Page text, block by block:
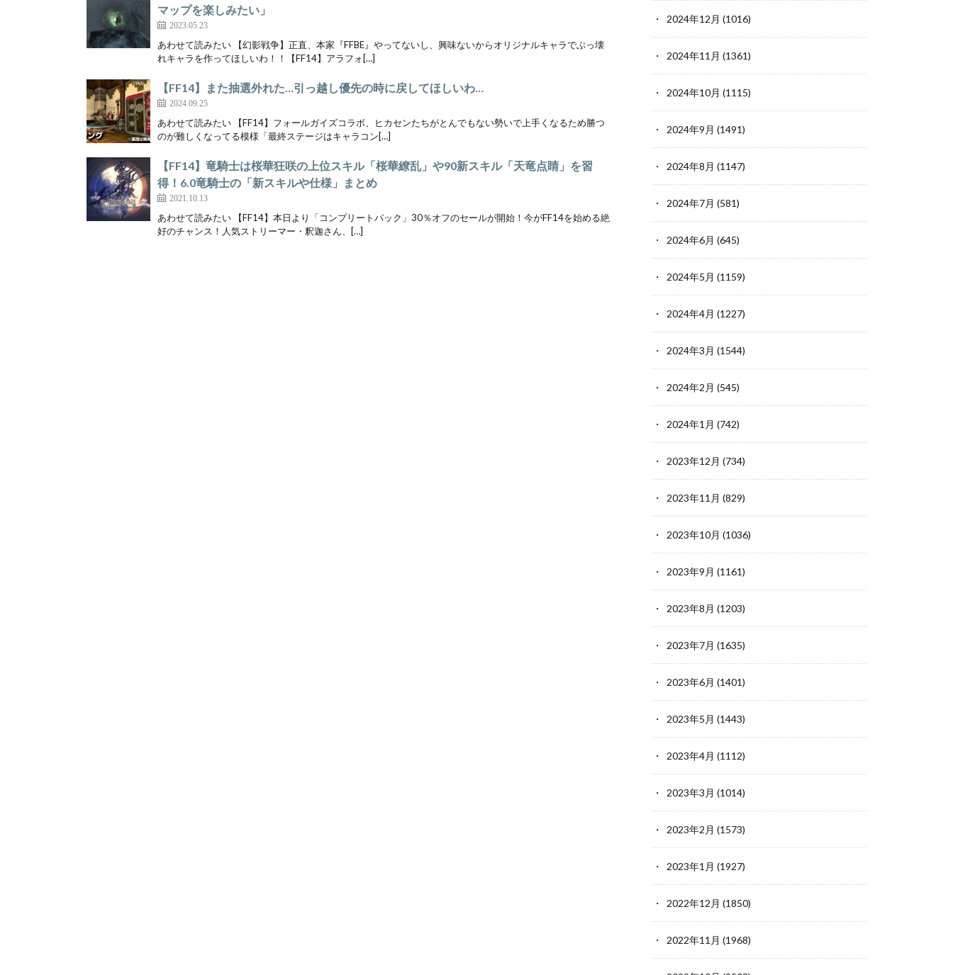
マップを楽しみたい」
2023.05.23
あわせて読みたい 【幻影戦争】正直、本家『FFBE』やってないし、興味ないからオリジナルキャラでぶっ壊
れキャラを作ってほしいわ！！【FF14】アラフォ[…]
【FF14】また抽選外れた…引っ越し優先の時に戻してほしいわ…
2024.09.25
あわせて読みたい 【FF14】フォールガイズコラボ、ヒカセンたちがとんでもない勢いで上手くなるため勝つ
のが難しくなってる模様「最終ステージはキャラコン[…]
【FF14】竜騎士は桜華狂咲の上位スキル「桜華繚乱」や90新スキル「天竜点睛」を習
得！6.0竜騎士の「新スキルや仕様」まとめ
2021.10.13
あわせて読みたい 【FF14】本日より「コンプリートパック」30％オフのセールが開始！今がFF14を始める絶
好のチャンス！人気ストリーマー・釈迦さん、[…]
2024年12月 (1016)
2024年11月 (1361)
2024年10月 (1115)
2024年9月 (1491)
2024年8月 (1147)
2024年7月 (581)
2024年6月 (645)
2024年5月 (1159)
2024年4月 (1227)
2024年3月 (1544)
2024年2月 (545)
2024年1月 (742)
2023年12月 (734)
2023年11月 (829)
2023年10月 (1036)
2023年9月 (1161)
2023年8月 (1203)
2023年7月 (1635)
2023年6月 (1401)
2023年5月 (1443)
2023年4月 (1112)
2023年3月 (1014)
2023年2月 (1573)
2023年1月 (1927)
2022年12月 (1850)
2022年11月 (1968)